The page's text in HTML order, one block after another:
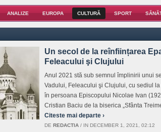
ANALIZE EUROPA CULTURĂ SPORT
Un secol de la reînființarea
Feleacului şi Clujului
Anul 2021 stă sub semnul împlinirii unui
Vadului, Feleacului şi Clujului, cu sediul
în persoana Episcopului Nicolae Ivan
Cristian Baciu de la biserica „Sfânta
Citeste mai departe ›
DE REDACTIA / IN DECEMBER 1, 2021, 02:12